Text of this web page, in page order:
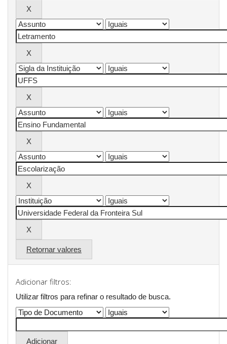
Retornar valores
Adicionar filtros:
Utilizar filtros para refinar o resultado de busca.